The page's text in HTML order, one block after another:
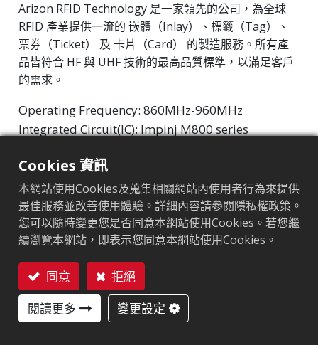
Arizon RFID Technology 是一家領先的公司，為全球
RFID 產業提供一流的 嵌體（Inlay）、標籤（Tag）、
票券（Ticket） 及 卡片（Card） 的製造服務。所有產
品皆符合 HF 與 UHF 技術的最高品質標準，以滿足客戶
的需求。
Operating Frequency: 860MHz-960MHz
Integrated Circuit(IC): Impinj M800 series
市場區隔:零售
晶片:Impinj M800 Series
天線尺寸（mm）:22x8
EPC記憶體
128 bits/96 bits
用戶記憶體
0/32 bits
Cookies 資訊
本網站使用Cookies及蒐集相關網站內使用者行為來提供
最佳服務並改善使用體驗。詳細內容請參閱隱私權政策。
您可以隨時變更您是否同意本網站使用Cookies。若您繼
續瀏覽本網站，即表示您同意本網站使用Cookies。
同意
拒絕
閱讀更多
變更設定